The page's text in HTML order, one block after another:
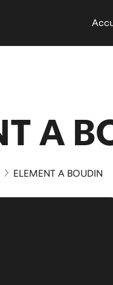
A
ELEMENT A BOUDIN